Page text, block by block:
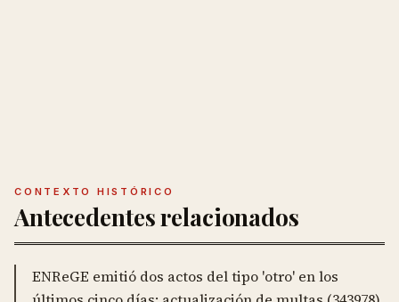
CONTEXTO HISTÓRICO
Antecedentes relacionados
ENReGE emitió dos actos del tipo 'otro' en los